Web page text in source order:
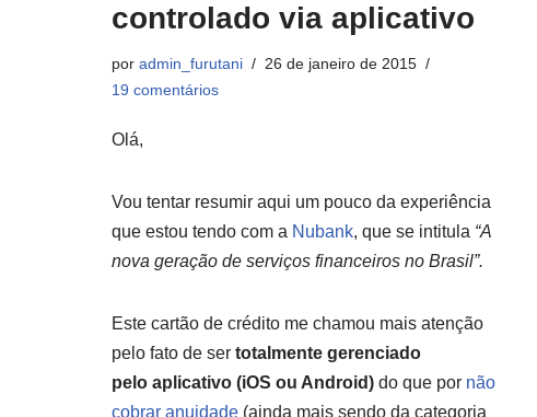
controlado via aplicativo
por admin_furutani
26 de janeiro de 2015
19 comentários
Olá,
Vou tentar resumir aqui um pouco da experiência
que estou tendo com a Nubank, que se intitula “A
nova geração de serviços financeiros no Brasil”.
Este cartão de crédito me chamou mais atenção
pelo fato de ser totalmente gerenciado
pelo aplicativo (iOS ou Android) do que por não
cobrar anuidade (ainda mais sendo da categoria